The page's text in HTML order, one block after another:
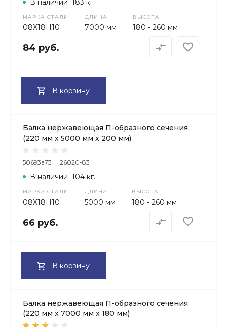
МАРКА СТАЛИ
08Х18H10
ДЛИНА
7000 мм
ВЫСОТА
180 - 260 мм
В наличии 183 кг.
84 руб.
В корзину
Балка нержавеющая П-образного сечения
(220 мм х 5000 мм х 200 мм)
50693a73 26020-83
МАРКА СТАЛИ
08Х18H10
ДЛИНА
5000 мм
ВЫСОТА
180 - 260 мм
В наличии 104 кг.
66 руб.
В корзину
Балка нержавеющая П-образного сечения
(220 мм х 7000 мм х 180 мм)